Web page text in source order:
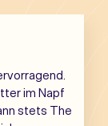
im Napf
stets The